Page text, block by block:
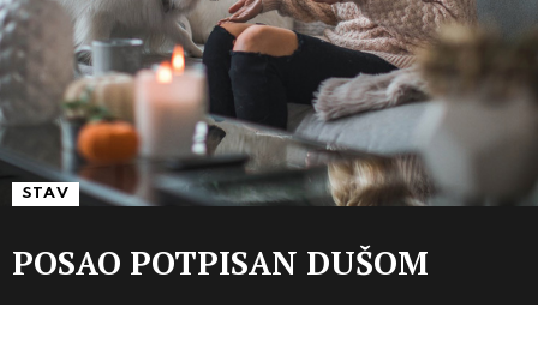
STAV
POSAO POTPISAN DUŠOM